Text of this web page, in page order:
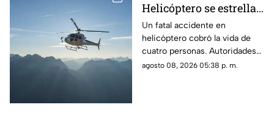
Helicóptero se estrella
en zona boscosa y
mueren cuatro
personas
Un fatal accidente en
helicóptero cobró la vida de
cuatro personas. Autoridades
confirmaron que la aeronave
agosto 08, 2026 05:38 p. m.